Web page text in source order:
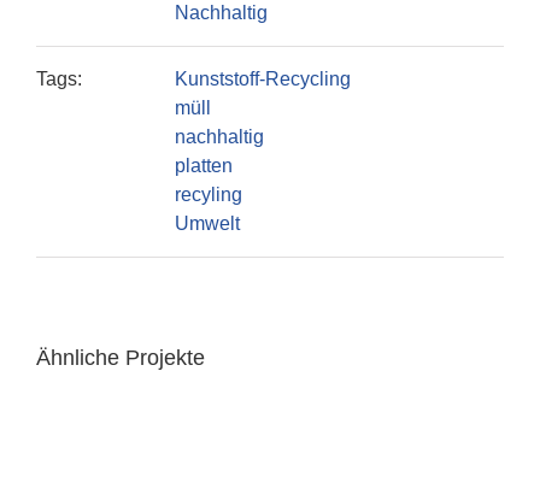
Nachhaltig
Tags:
Kunststoff-Recycling
müll
nachhaltig
platten
recyling
Umwelt
Ähnliche Projekte